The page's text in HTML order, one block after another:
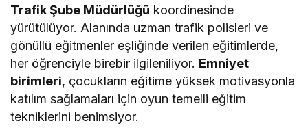
Trafik Şube Müdürlüğü koordinesinde
yürütülüyor. Alanında uzman trafik polisleri ve
gönüllü eğitmenler eşliğinde verilen eğitimlerde,
her öğrenciyle birebir ilgileniliyor. Emniyet
birimleri, çocukların eğitime yüksek motivasyonla
katılım sağlamaları için oyun temelli eğitim
tekniklerini benimsiyor.